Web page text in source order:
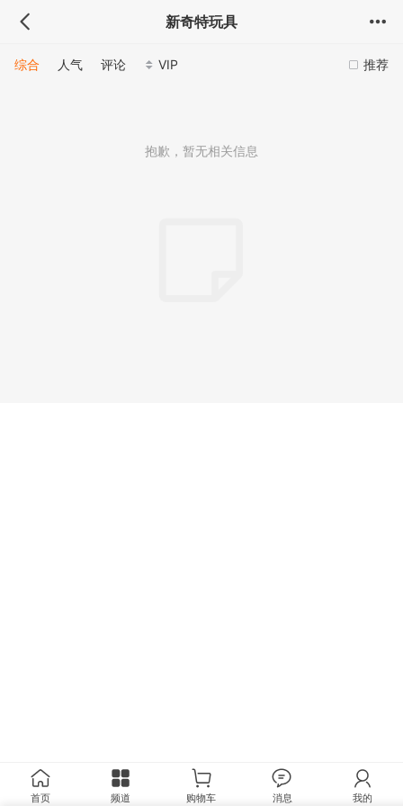
新奇特玩具
推荐
综合 人气 评论 VIP
抱歉，暂无相关信息
首页 频道 购物车 消息 我的